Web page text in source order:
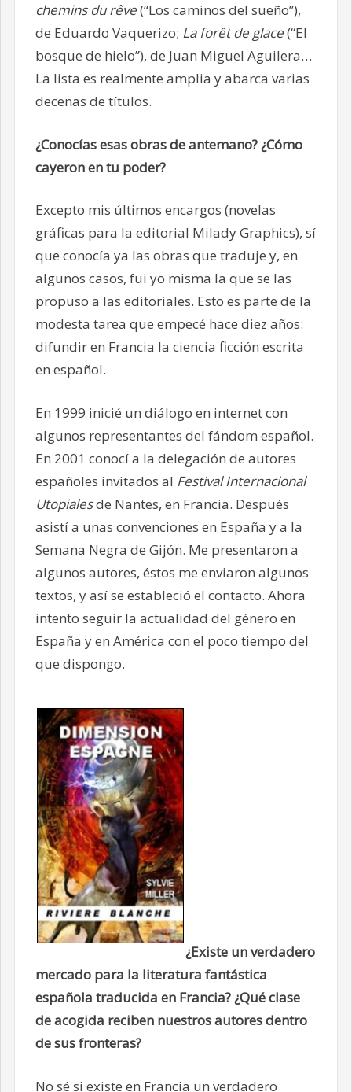
chemins du rêve(“Los caminos del sueño”),
de Eduardo Vaquerizo; La forêt de glace(“El
bosque de hielo”), de Juan Miguel Aguilera…
La lista es realmente amplia y abarca varias
decenas de títulos.
¿Conocías esas obras de antemano? ¿Cómo
cayeron en tu poder?
Excepto mis últimos encargos (novelas
gráficas para la editorial Milady Graphics), sí
que conocía ya las obras que traduje y, en
algunos casos, fui yo misma la que se las
propuso a las editoriales. Esto es parte de la
modesta tarea que empecé hace diez años:
difundir en Francia la ciencia ficción escrita
en español.
En 1999 inicié un diálogo en internet con
algunos representantes del fándom español.
En 2001 conocí a la delegación de autores
españoles invitados al Festival Internacional
Utopialesde Nantes, en Francia. Después
asistí a unas convenciones en España y a la
Semana Negra de Gijón. Me presentaron a
algunos autores, éstos me enviaron algunos
textos, y así se estableció el contacto. Ahora
intento seguir la actualidad del género en
España y en América con el poco tiempo del
que dispongo.
¿Existe un verdadero
mercado para la literatura fantástica
española traducida en Francia? ¿Qué clase
de acogida reciben nuestros autores dentro
de sus fronteras?
No sé si existe en Francia un verdadero